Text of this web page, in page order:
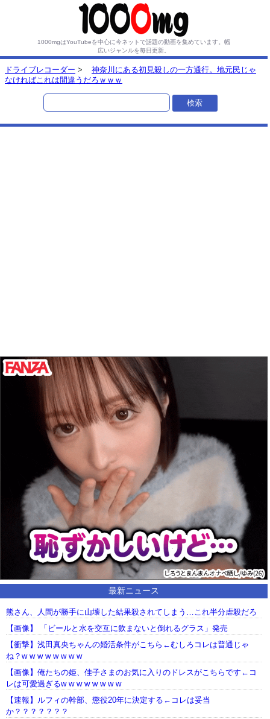
1000mgはYouTubeを中心に今ネットで話題の動画を集めています。 幅
広いジャンルを毎日更新。
ドライブレコーダー >
神奈川にある初見殺しの一方通行。地元民じゃ
なければこれは間違うだろｗｗｗ
最新ニュース
熊さん、人間が勝手に山壊した結果殺されてしまう…これ半分虐殺だろ
【画像】 「ビールと水を交互に飲まないと倒れるグラス」発売
【衝撃】浅田真央ちゃんの婚活条件がこちら←むしろコレは普通じゃ
ね？w w w w w w w w
【画像】俺たちの姫、佳子さまのお気に入りのドレスがこちらです←コ
レは可愛過ぎるw w w w w w w w
【速報】ルフィの幹部、懲役20年に決定する←コレは妥当
か？？？？？？？